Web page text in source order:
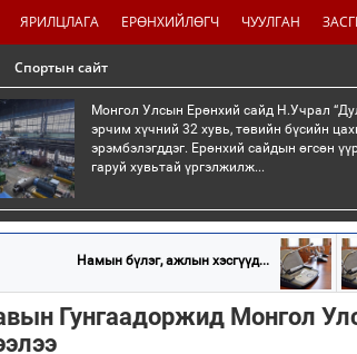
ЯРИЛЦЛАГА ЕРӨНХИЙЛӨГЧ ЧУУЛГАН
Спортын сайт
Монгол Улсын Ерөнхий сайд Н.Учрал
эрчим хүчний 32 хувь, төвийн бүсийн
эрэмбэлэгддэг. Ерөнхий сайдын өгсөн
гаруй хувьтай үргэлжилж...
Намын бүлэг, ажлын хэсгүүд...
Гунгаадоржид Монгол